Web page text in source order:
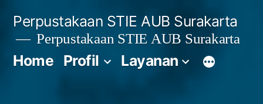
konten
Perpustakaan STIE AUB Surakarta
Perpustakaan STIE AUB Surakarta
Home Profil Layanan